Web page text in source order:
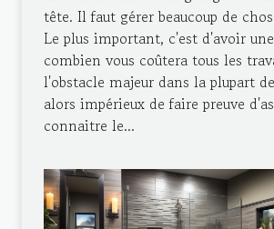
tête. Il faut gérer beaucoup de
Le plus important, c'est d'avoir
combien vous coûtera tous les
l'obstacle majeur dans la plupart
alors impérieux de faire preuve
connaitre le...